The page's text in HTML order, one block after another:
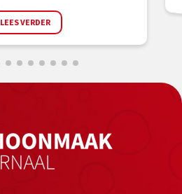
LEES VERDER